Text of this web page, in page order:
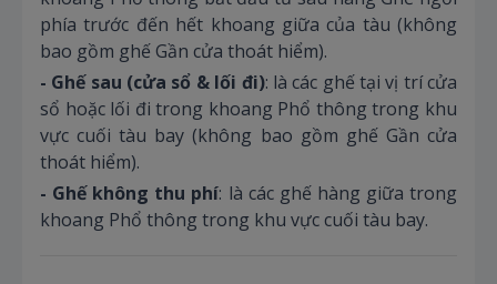
phía trước đến hết khoang giữa của tàu (không
bao gồm ghế Gần cửa thoát hiểm).
- Ghế sau (cửa sổ & lối đi): là các ghế tại vị trí cửa
sổ hoặc lối đi trong khoang Phổ thông trong khu
vực cuối tàu bay (không bao gồm ghế Gần cửa
thoát hiểm).
- Ghế không thu phí: là các ghế hàng giữa trong
khoang Phổ thông trong khu vực cuối tàu bay.